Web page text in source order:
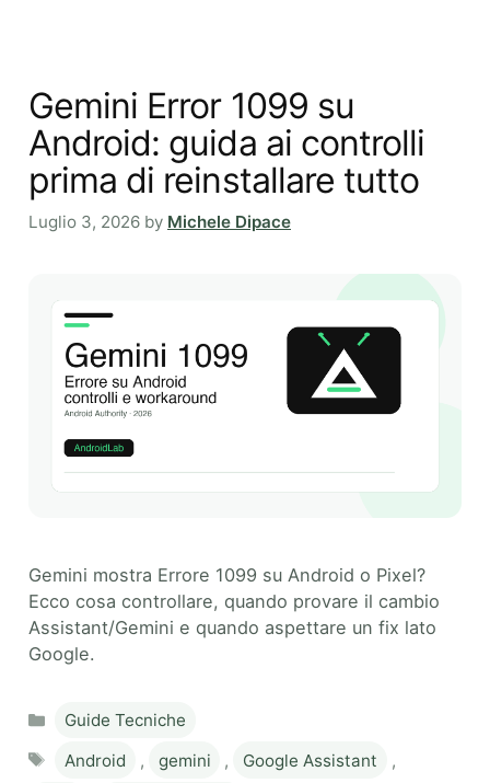
Gemini Error 1099 su
Android: guida ai controlli
prima di reinstallare tutto
Luglio 3, 2026 by Michele Dipace
Gemini mostra Errore 1099 su Android o Pixel?
Ecco cosa controllare, quando provare il cambio
Assistant/Gemini e quando aspettare un fix lato
Google.
Categories
Guide Tecniche
Tags
Android , gemini , Google Assistant
,